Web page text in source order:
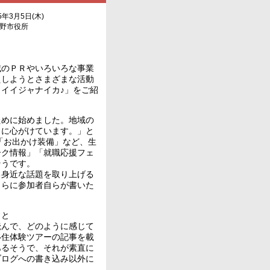
3月5日(木)
市役所
ＰＲやいろいろな事業
ようとさまざまな活動
イジャナイカ♪」をご紹
に始めました。地域の
心がけています。」と
出かけ装備」など、生
情報」「就職応援フェ
です。
近な話題を取り上げる
に参加者自らが書いた
で、どのように感じて
体験ツアーの記事を載
そうで、それが素直に
グへの書き込み以外に